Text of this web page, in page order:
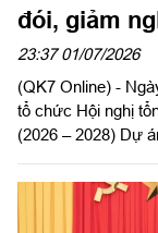
đói, giảm
23:37 01/07/2026
(QK7 Online) -
tổ chức Hội nghị
(2026 – 2028) Dự
2021 - 2030”.